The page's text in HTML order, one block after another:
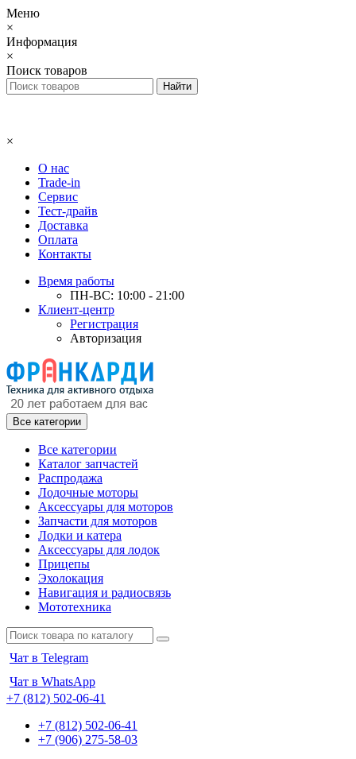
Меню
×
Информация
×
Поиск товаров
×
О нас
Trade-in
Сервис
Тест-драйв
Доставка
Оплата
Контакты
Время работы
ПН-ВС: 10:00 - 21:00
Клиент-центр
Регистрация
Авторизация
Все категории
Все категории
Каталог запчастей
Распродажа
Лодочные моторы
Аксессуары для моторов
Запчасти для моторов
Лодки и катера
Аксессуары для лодок
Прицепы
Эхолокация
Навигация и радиосвязь
Мототехника
Чат в Telegram
Чат в WhatsApp
+7 (812) 502-06-41
+7 (812) 502-06-41
+7 (906) 275-58-03